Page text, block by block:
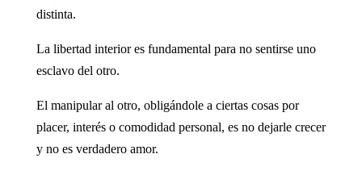
distinta.
La libertad interior es fundamental para no sentirse uno
esclavo del otro.
El manipular al otro, obligándole a ciertas cosas por
placer, interés o comodidad personal, es no dejarle crecer
y no es verdadero amor.